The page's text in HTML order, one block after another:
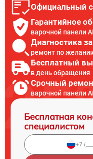
Официальный
Гарантийное
варочной панели
Диагностика
ремонт по
Бесплатный
в день обращения
Срочный
варочной панели
Бесплатная
специалистом